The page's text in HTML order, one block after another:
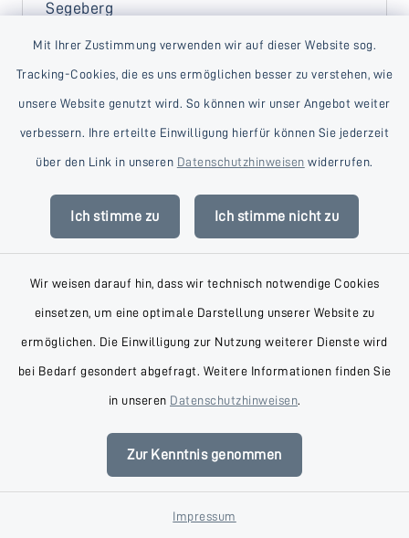
Mit Ihrer Zustimmung verwenden wir auf dieser Website sog.
Tracking-Cookies, die es uns ermöglichen besser zu verstehen, wie
unsere Website genutzt wird. So können wir unser Angebot weiter
verbessern. Ihre erteilte Einwilligung hierfür können Sie jederzeit
über den Link in unseren Datenschutzhinweisen widerrufen.
Ich stimme zu Ich stimme nicht zu
Wir weisen darauf hin, dass wir technisch notwendige Cookies
einsetzen, um eine optimale Darstellung unserer Website zu
ermöglichen. Die Einwilligung zur Nutzung weiterer Dienste wird
bei Bedarf gesondert abgefragt. Weitere Informationen finden Sie
in unseren Datenschutzhinweisen.
Zur Kenntnis genommen
Impressum
Segeberg
+49 4551 8914514
Dr. Henning Achilles
Segeberg
Dr. med. Thomas
Siedschlag
Am Landratspark 1, 23795 Bad